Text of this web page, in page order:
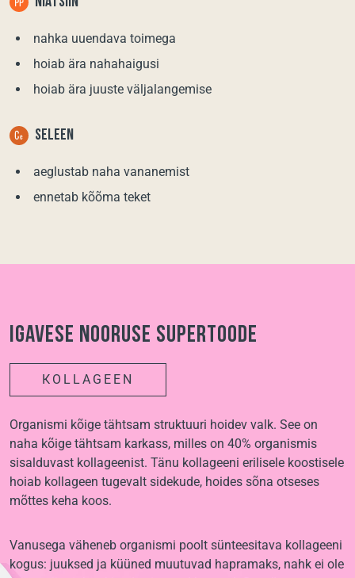
nahka uuendava toimega
hoiab ära nahahaigusi
hoiab ära juuste väljalangemise
SELEEN
aeglustab naha vananemist
ennetab kõõma teket
Igavese nooruse supertoode
КОLLAGEEN
Organismi kõige tähtsam struktuuri hoidev valk. See on
naha kõige tähtsam karkass, milles on 40% organismis
sisalduvast kollageenist. Tänu kollageeni erilisele koostisele
hoiab kollageen tugevalt sidekude, hoides sõna otseses
mõttes keha koos.
Vanusega väheneb organismi poolt sünteesitava kollageeni
kogus: juuksed ja küüned muutuvad hapramaks, nahk ei ole